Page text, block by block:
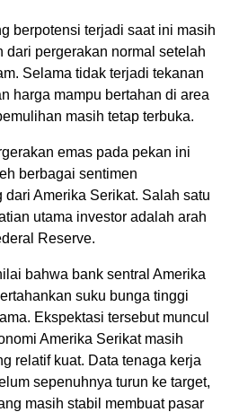
berpotensi terjadi saat ini masih
pergerakan normal setelah
Selama tidak terjadi tekanan
harga mampu bertahan di area
masih tetap terbuka.
emas pada pekan ini
berbagai sentimen
Amerika Serikat. Salah satu
utama investor adalah arah
Reserve.
bahwa bank sentral Amerika
suku bunga tinggi
Ekspektasi tersebut muncul
Amerika Serikat masih
relatif kuat. Data tenaga kerja
sepenuhnya turun ke target,
masih stabil membuat pasar